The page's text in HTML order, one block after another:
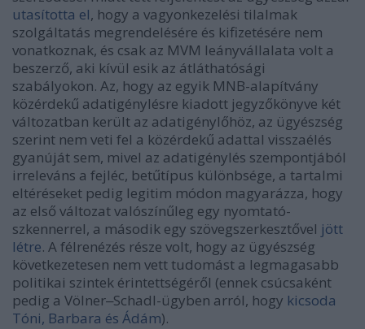
utasította el, hogy a vagyonkezelési tilalmak
szolgáltatás megrendelésére és kifizetésére nem
vonatkoznak, és csak az MVM leányvállalata volt a
beszerző, aki kívül esik az átláthatósági
szabályokon. Az, hogy az egyik MNB-alapítvány
közérdekű adatigénylésre kiadott jegyzőkönyve két
változatban került az adatigénylőhöz, az ügyészség
szerint nem veti fel a közérdekű adattal visszaélés
gyanúját sem, mivel az adatigénylés szempontjából
irreleváns a fejléc, betűtípus különbsége, a tartalmi
eltéréseket pedig legitim módon magyarázza, hogy
az első változat valószínűleg egy nyomtató-
szkennerrel, a második egy szövegszerkesztővel jött
létre. A félrenézés része volt, hogy az ügyészség
következetesen nem vett tudomást a legmagasabb
politikai szintek érintettségéről (ennek csúcsaként
pedig a Völner‒Schadl-ügyben arról, hogy kicsoda
Tóni, Barbara és Ádám).